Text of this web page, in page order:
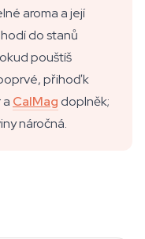
aroma a její
do stanů
pouštíš
přihoď k
CalMag doplněk;
náročná.